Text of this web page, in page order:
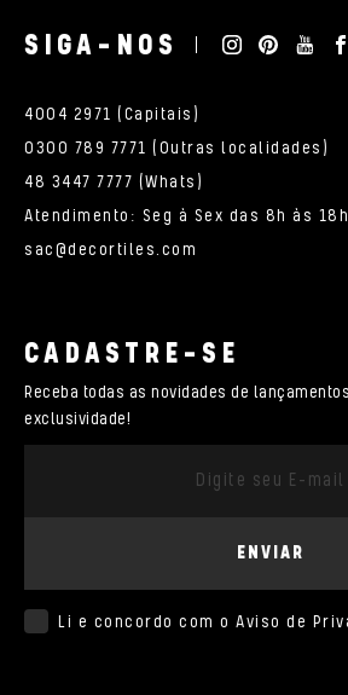
SIGA-NOS
4004 2971 (Capitais)
0300 789 7771 (Outras localidades)
48 3447 7777 (Whats)
Atendimento: Seg à Sex das 8h às 18h
sac@decortiles.com
CADASTRE-SE
Receba todas as novidades de
exclusividade!
ENVIAR
Li e concordo com o Aviso de